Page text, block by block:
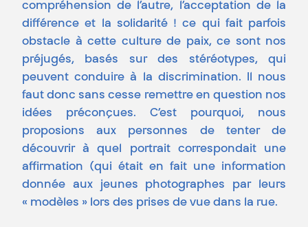
compréhension de l’autre, l’acceptation de la
différence et la solidarité ! ce qui fait parfois
obstacle à cette culture de paix, ce sont nos
préjugés, basés sur des stéréotypes, qui
peuvent conduire à la discrimination. Il nous
faut donc sans cesse remettre en question nos
idées préconçues. C’est pourquoi, nous
proposions aux personnes de tenter de
découvrir à quel portrait correspondait une
affirmation (qui était en fait une information
donnée aux jeunes photographes par leurs
« modèles » lors des prises de vue dans la rue.